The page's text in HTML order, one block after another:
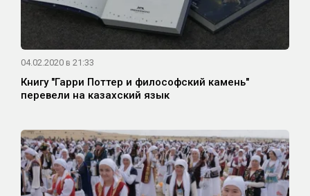
04.02.2020 в 21:33
Книгу "Гарри Поттер и философский камень"
перевели на казахский язык